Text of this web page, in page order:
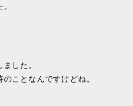
した。
ことなんですけどね。